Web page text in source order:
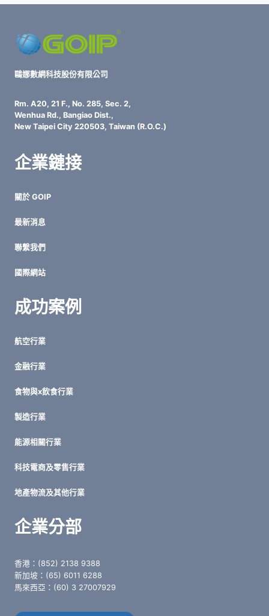
鷗娜數網科技股份有限公司
Rm. A20, 21 F., No. 285, Sec. 2,
Wenhua Rd., Bangiao Dist.,
New Taipei City 220503, Taiwan (R.O.C.)
企業鏈接
關於 GOIP
最新消息
聯繫我們
國際網站
成功案例
航空行業
金融行業
食物與x飲食行業
製造行業
能源相關行業
科技電商及零售行業
地產物流及其他行業
企業分部
香港：(852) 2138 9388
新加坡：(65) 6011 6288
馬來西亞：(60) 3 27007929